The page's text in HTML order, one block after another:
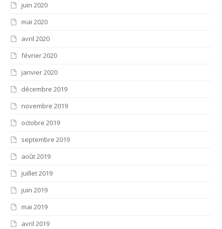
juin 2020
mai 2020
avril 2020
février 2020
janvier 2020
décembre 2019
novembre 2019
octobre 2019
septembre 2019
août 2019
juillet 2019
juin 2019
mai 2019
avril 2019